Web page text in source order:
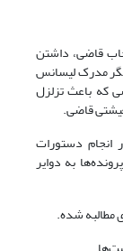
قاضی، داشتن
مدرک لیسانس
که باعث تزلزل
قاضی.
قضایی: 1.تاخیر در انجام دستورات
با تاخیر پرونده‌ها به دوایر